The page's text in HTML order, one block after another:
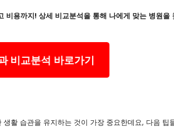
비용까지! 상세 비교분석을 통해 나에게 맞는 병원을
비교분석 바로가기
활 습관을 유지하는 것이 가장 중요한데요, 다음 팁